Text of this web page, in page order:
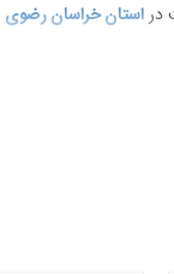
دراستان خراسان رضوی